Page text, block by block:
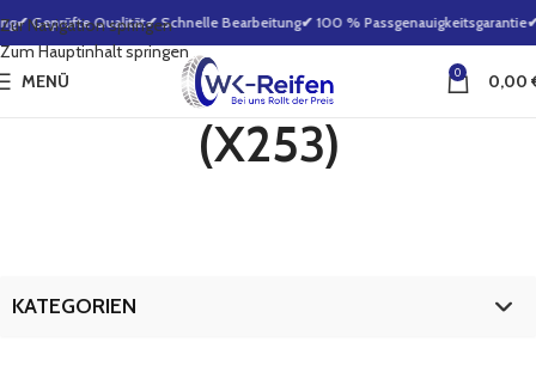
Zur Navigation springen
Zum Hauptinhalt springen
✔ Geprüfte Qualität✔ Schnelle Bearbeitung✔ 100 % Passgenauigkeitsgarantie✔
MENÜ 0 0,00
(X253)
KATEGORIEN